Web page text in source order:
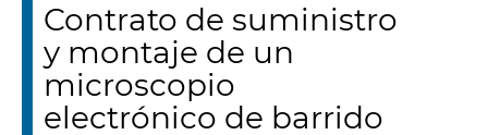
Contrato de suministro
y montaje de un
microscopio
electrónico de barrido